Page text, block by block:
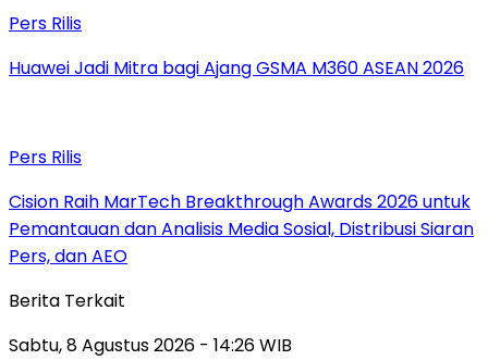
Pers Rilis
Huawei Jadi Mitra bagi Ajang GSMA M360 ASEAN 2026
Pers Rilis
Cision Raih MarTech Breakthrough Awards 2026 untuk
Pemantauan dan Analisis Media Sosial, Distribusi Siaran
Pers, dan AEO
Berita Terkait
Sabtu, 8 Agustus 2026 - 14:26 WIB